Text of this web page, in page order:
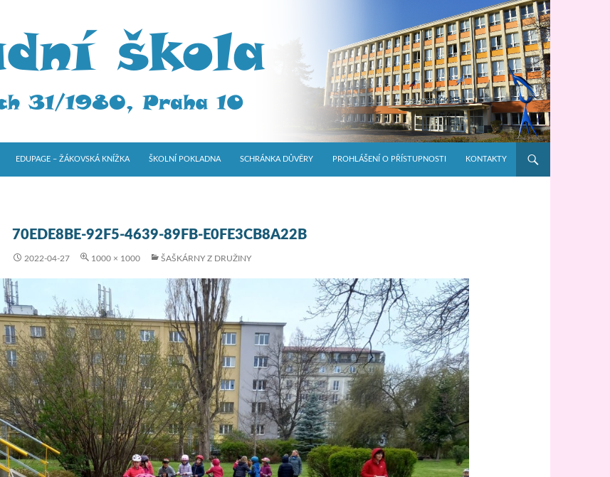
EDUPAGE – ŽÁKOVSKÁ KNÍŽKA ŠKOLNÍ POKLADNA SCHRÁNKA DŮVĚRY PROHLÁŠENÍ O PŘÍSTUPNOSTI KONTAKTY
70EDE8BE-92F5-4639-89FB-E0FE3CB8A22B
2022-04-27 1000 × 1000 ŠAŠKÁRNY Z DRUŽINY